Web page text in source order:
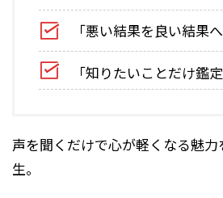
「悪い結果を良い結果
「知りたいことだけ鑑
声を聞くだけで心が軽くなる魅
生。